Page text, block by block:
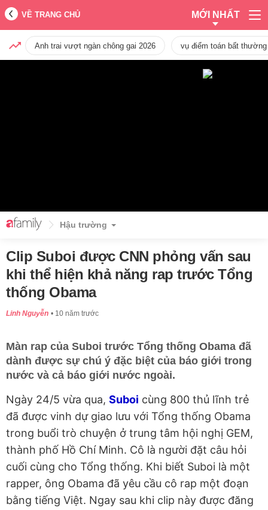
VỀ TRANG CHỦ MỚI NHẤT
Anh trai vượt ngàn chông gai 2026 vụ điểm toán bất
Hậu trường
Clip Suboi được CNN phỏng vấn sau
khi thể hiện khả năng rap trước Tổng
thống Obama
Linh Nguyễn 10 năm trước
Màn rap của Suboi trước Tổng thống Obama đã
dành được sự chú ý đặc biệt của báo giới trong
nước và cả báo giới nước ngoài.
Ngày 24/5 vừa qua, Suboi cùng 800 thủ lĩnh trẻ
đã được vinh dự giao lưu với Tổng thống Obama
trong buổi trò chuyện ở trung tâm hội nghị GEM,
thành phố Hồ Chí Minh. Cô là người đặt câu hỏi
cuối cùng cho Tổng thống. Khi biết Suboi là một
rapper, ông Obama đã yêu cầu cô rap một đoạn
bằng tiếng Việt. Ngay sau khi clip này được đăng